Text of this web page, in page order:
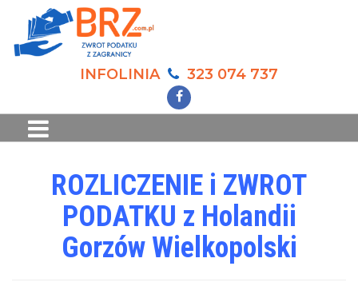
INFOLINIA 323 074 737
ROZLICZENIE i ZWROT
PODATKU z Holandii
Gorzów Wielkopolski